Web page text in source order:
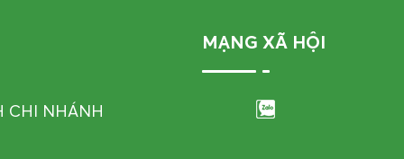
CHI NHÁNH
MẠNG XÃ HỘI